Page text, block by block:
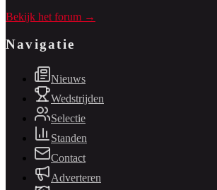
Bekijk het forum →
Navigatie
Nieuws
Wedstrijden
Selectie
Standen
Contact
Adverteren